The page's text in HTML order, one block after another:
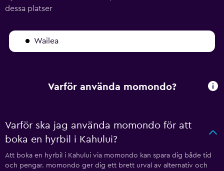
dessa platser
Wailea
Varför använda momondo?
Varför ska jag använda momondo för att
boka en hyrbil i Kahului?
Att boka en hyrbil i Kahului via momondo kan spara dig både tid
och pengar. momondo ger dig ett brett urval av alternativ och